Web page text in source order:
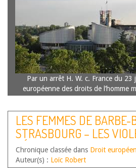
Par un arrêt H. W. c. France du 23
européenne des droits de l’homme
suite
LES FEMMES DE BARBE-
STRASBOURG – LES
L’ÉGARD DES FEMMES
EDH
Chronique classée dans Droit
Auteur(s) : Loïc Robert